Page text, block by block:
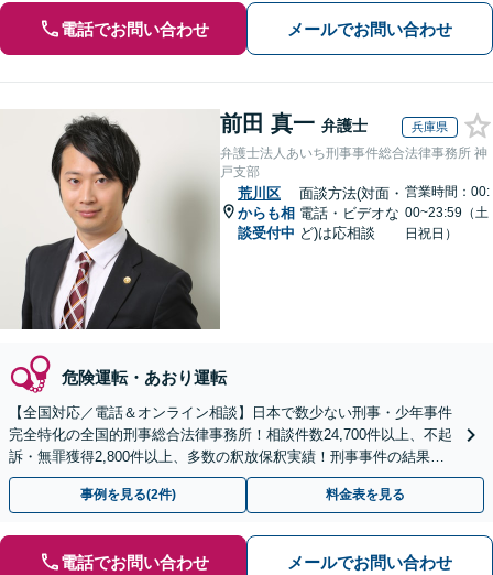
電話でお問い合わせ メールでお問い合わせ
前田 真一 弁護士 兵庫県
弁護士法人あいち刑事事件総合法律事務所 神
戸支部
荒川区
からも相
談受付中
面談方法(対面・
電話・ビデオな
ど)は応相談
営業時間：00:
00~23:59（土
日祝日）
危険運転・あおり運転
【全国対応／電話＆オンライン相談】日本で数少ない刑事・少年事件
完全特化の全国的刑事総合法律事務所！相談件数24,700件以上、不起
訴・無罪獲得2,800件以上、多数の釈放保釈実績！刑事事件の結果は
弁護士の腕次第で変わります【初回相談無料】
事例を見る(2件) 料金表を見る
電話でお問い合わせ メールでお問い合わせ